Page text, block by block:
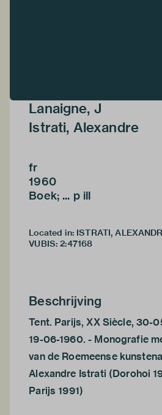
Lanaigne, J
Istrati, Alexandre
fr
1960
Boek; ... p ill
Located in: ISTRATI,
VUBIS: 2:47168
Beschrijving
Tent. Parijs, XX Siècle, 30-
19-06-1960. - Monografie
van de Roemeense
Alexandre Istrati (Dorohoi
Parijs 1991)